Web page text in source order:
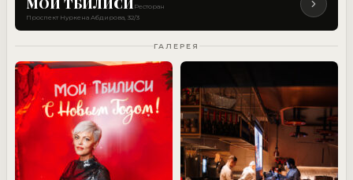
МОЙ ТБИЛИСИ Ресторан
Проспект Нуркена Абдирова, 32/3
ГАЛЕРЕЯ